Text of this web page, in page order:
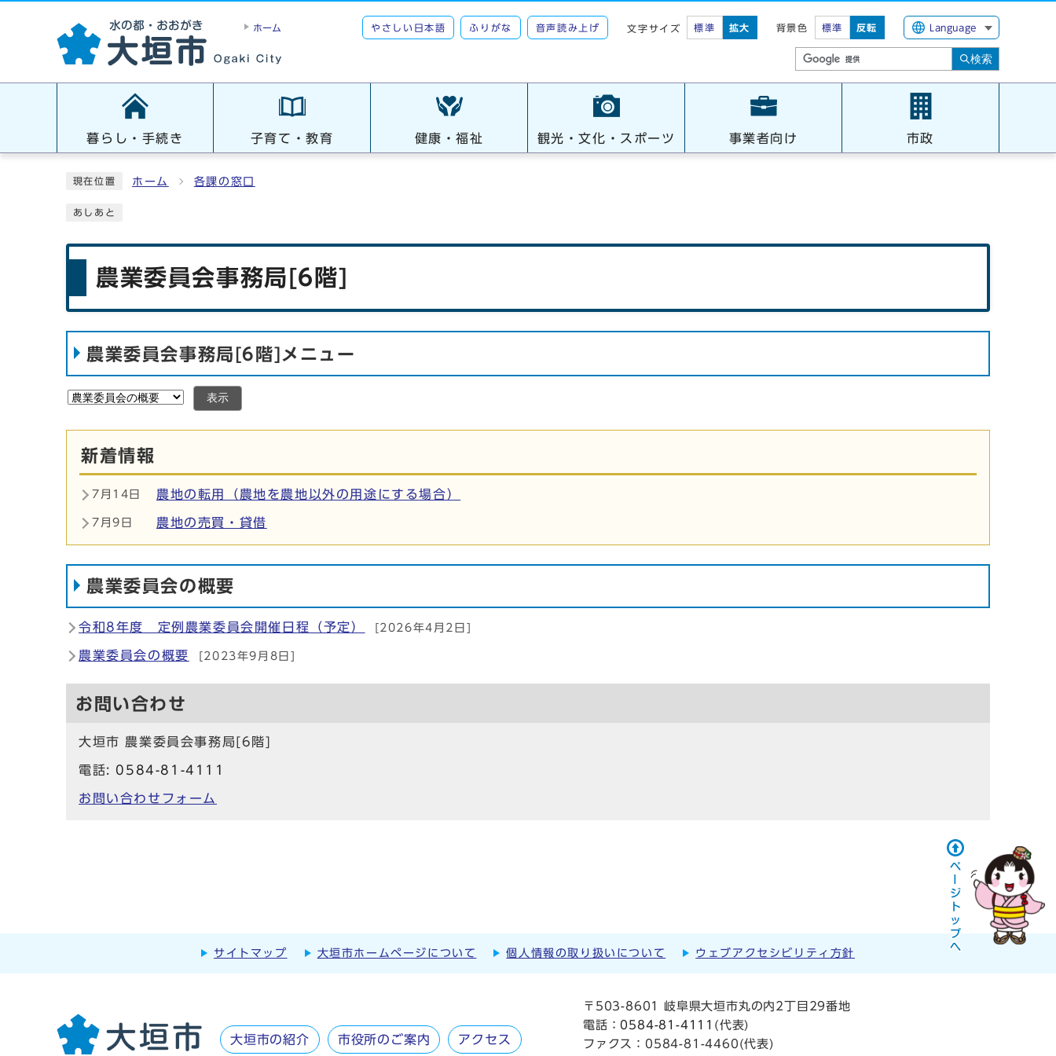
ホーム やさしい日本語 ふりがな 音声読み上げ 文字サイズ 標準 拡大 背景色 標準 反転 Language
検索
暮らし・手続き 子育て・教育 健康・福祉 観光・文化・スポーツ 事業者向け 市政
現在位置 ホーム 各課の窓口
あしあと
農業委員会事務局[6階]
農業委員会事務局[6階]メニュー
表示
新着情報
7月14日 農地の転用（農地を農地以外の用途にする場合）
7月9日 農地の売買・貸借
農業委員会の概要
令和8年度 定例農業委員会開催日程（予定） [2026年4月2日]
農業委員会の概要 [2023年9月8日]
お問い合わせ
大垣市 農業委員会事務局[6階]
電話: 0584-81-4111
お問い合わせフォーム
サイトマップ 大垣市ホームページについて 個人情報の取り扱いについて ウェブアクセシビリティ方針
大垣市の紹介 市役所のご案内 アクセス
〒503-8601 岐阜県大垣市丸の内2丁目29番地
電話：0584-81-4111 (代表)
ファクス：0584-81-4460(代表)